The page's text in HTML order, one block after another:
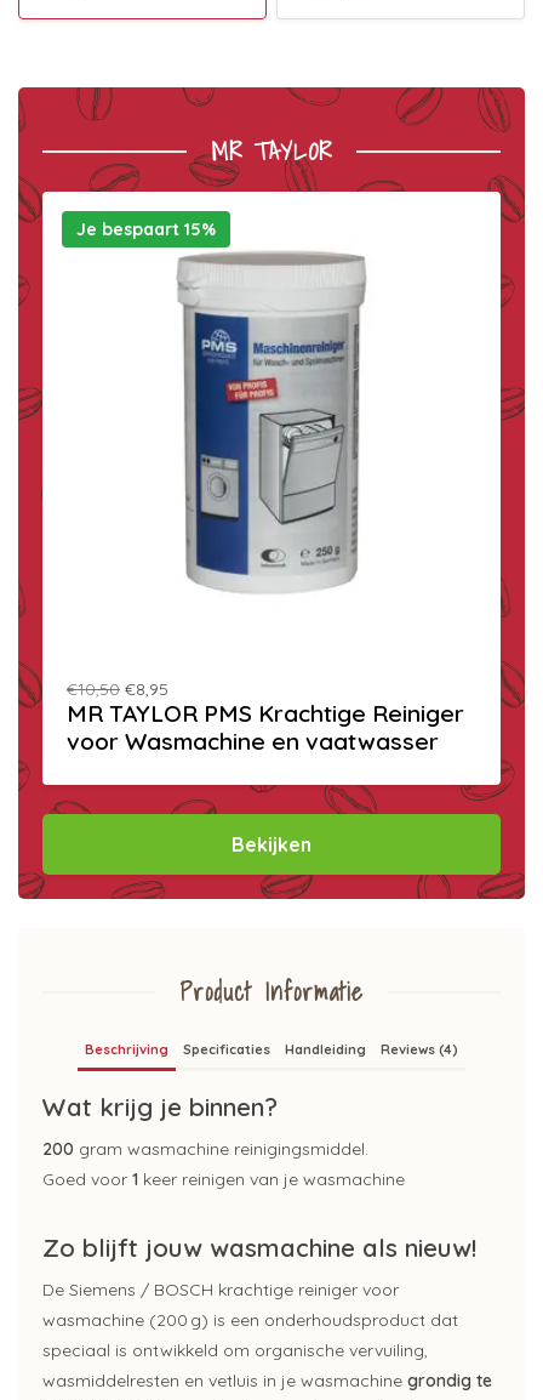
MR TAYLOR
Je bespaart 15%
€10,50 €8,95
MR TAYLOR PMS Krachtige Reiniger
voor Wasmachine en vaatwasser
Bekijken
Product Informatie
Beschrijving Specificaties Handleiding Reviews (4)
Wat krijg je binnen?
200 gram wasmachine reinigingsmiddel.
Goed voor 1 keer reinigen van je wasmachine
Zo blijft jouw wasmachine als nieuw!
De Siemens / BOSCH krachtige reiniger voor
wasmachine (200 g) is een onderhoudsproduct dat
speciaal is ontwikkeld om organische vervuiling,
wasmiddelresten en vetluis in je wasmachine grondig te